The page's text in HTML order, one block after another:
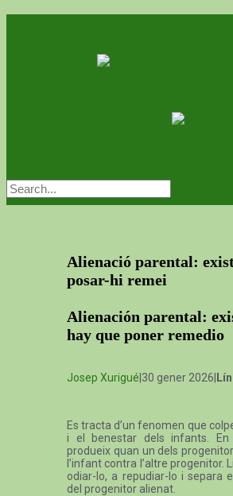
Alienació parental:
posar-hi remei
Alienación parental:
hay que poner remedio
Josep Xurigué |30 gener 2026|
Es tracta d’un fenomen que
i el benestar dels infants. En
produeix quan un dels
l’infant contra l’altre progenitor.
odiar-lo, a repudiar-lo i separa
del progenitor alienat.